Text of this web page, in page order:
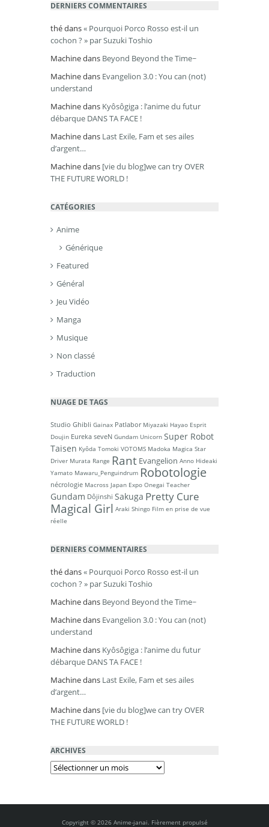
DERNIERS COMMENTAIRES
thédans« Pourquoi Porco Rosso est-il un
cochon ? » par Suzuki Toshio
Machinedans Beyond Beyond the Time~
Machinedans Evangelion 3.0 : You can (not)
understand
Machinedans Kyôsôgiga : l’anime du futur
débarque DANS TA FACE !
Machinedans Last Exile, Fam et ses ailes
d’argent…
Machinedans [vie du blog]we can try OVER
THE FUTURE WORLD !
CATÉGORIES
Anime
Générique
Featured
Général
Jeu Vidéo
Manga
Musique
Non classé
Traduction
NUAGE DE TAGS
Studio Ghibli Gainax Patlabor Miyazaki Hayao Esprit
Doujin Eureka seveN Gundam Unicorn Super Robot
Taisen Kyôda Tomoki VOTOMS Madoka Magica Star
Driver Murata Range Rant Evangelion Anno Hideaki
Yamato Mawaru_Penguindrum Robotologie
nécrologie Macross Japan Expo Onegai Teacher
Gundam Dôjinshi Sakuga Pretty Cure
Magical Girl Araki Shingo Film en prise de vue
réelle
DERNIERS COMMENTAIRES
thédans« Pourquoi Porco Rosso est-il un
cochon ? » par Suzuki Toshio
Machinedans Beyond Beyond the Time~
Machinedans Evangelion 3.0 : You can (not)
understand
Machinedans Kyôsôgiga : l’anime du futur
débarque DANS TA FACE !
Machinedans Last Exile, Fam et ses ailes
d’argent…
Machinedans [vie du blog]we can try OVER
THE FUTURE WORLD !
ARCHIVES
Archives
Copyright © 2026 Anime-janai. Fièrement propulsé